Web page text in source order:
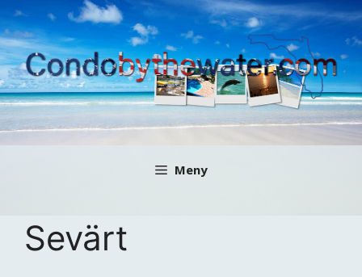
Hoppa
till
innehåll
Meny
Sevärt